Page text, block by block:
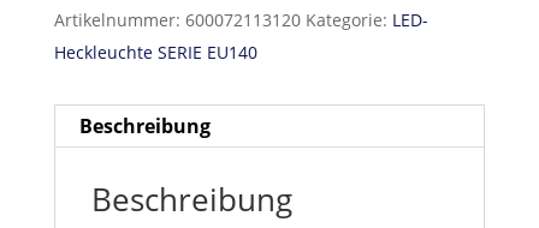
Artikelnummer: 600072113120 Kategorie: LED-
Heckleuchte SERIE EU140
Beschreibung
Beschreibung